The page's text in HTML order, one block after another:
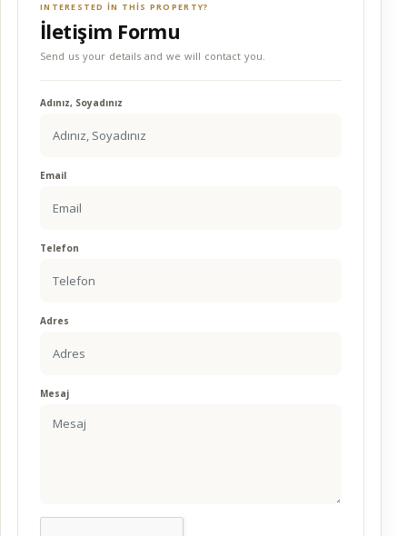
INTERESTED IN THIS PROPERTY?
İletişim Formu
Send us your details and we will contact you.
Adınız, Soyadınız
Email
Telefon
Adres
Mesaj